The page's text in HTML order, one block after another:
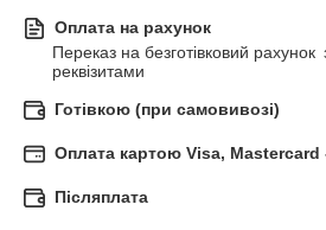
Оплата на рахунок
Переказ на безготівковий рахунок
реквізитами
Готівкою (при самовивозі)
Оплата картою Visa, Mastercard
Післяплата